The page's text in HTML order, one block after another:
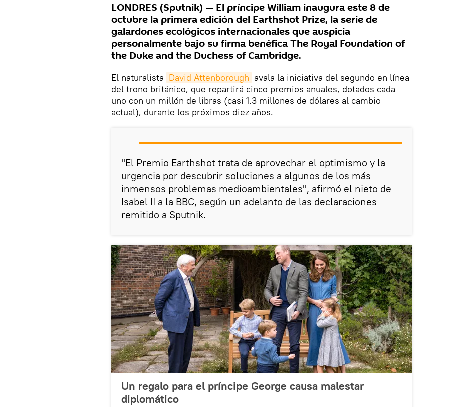
LONDRES (Sputnik) — El príncipe William inaugura este 8 de
octubre la primera edición del Earthshot Prize, la serie de
galardones ecológicos internacionales que auspicia
personalmente bajo su firma benéfica The Royal Foundation of
the Duke and the Duchess of Cambridge.
El naturalista David Attenborough avala la iniciativa del segundo en línea
del trono británico, que repartirá cinco premios anuales, dotados cada
uno con un millón de libras (casi 1.3 millones de dólares al cambio
actual), durante los próximos diez años.
"El Premio Earthshot trata de aprovechar el optimismo y la
urgencia por descubrir soluciones a algunos de los más
inmensos problemas medioambientales", afirmó el nieto de
Isabel II a la BBC, según un adelanto de las declaraciones
remitido a Sputnik.
Un regalo para el príncipe George causa malestar
diplomático